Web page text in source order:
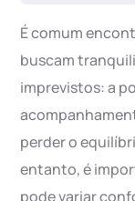
É comum
buscam
imprevistos: a
perder o
entanto, é
pode variar